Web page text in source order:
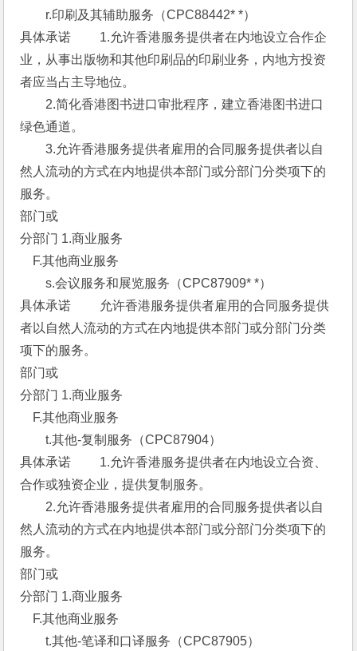
r.印刷及其辅助服务（CPC88442* *）
具体承诺 　　1.允许香港服务提供者在内地设立合作企
业，从事出版物和其他印刷品的印刷业务，内地方投资
者应当占主导地位。
2.简化香港图书进口审批程序，建立香港图书进口
绿色通道。
3.允许香港服务提供者雇用的合同服务提供者以自
然人流动的方式在内地提供本部门或分部门分类项下的
服务。
部门或
分部门 1.商业服务
F.其他商业服务
s.会议服务和展览服务（CPC87909* *）
具体承诺 　　允许香港服务提供者雇用的合同服务提供
者以自然人流动的方式在内地提供本部门或分部门分类
项下的服务。
部门或
分部门 1.商业服务
F.其他商业服务
t.其他-复制服务（CPC87904）
具体承诺 　　1.允许香港服务提供者在内地设立合资、
合作或独资企业，提供复制服务。
2.允许香港服务提供者雇用的合同服务提供者以自
然人流动的方式在内地提供本部门或分部门分类项下的
服务。
部门或
分部门 1.商业服务
F.其他商业服务
t.其他-笔译和口译服务（CPC87905）